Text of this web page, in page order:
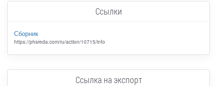
Ссылки
Сборник
https://phsreda.com/ru/action/10715/info
Ссылка на экспорт